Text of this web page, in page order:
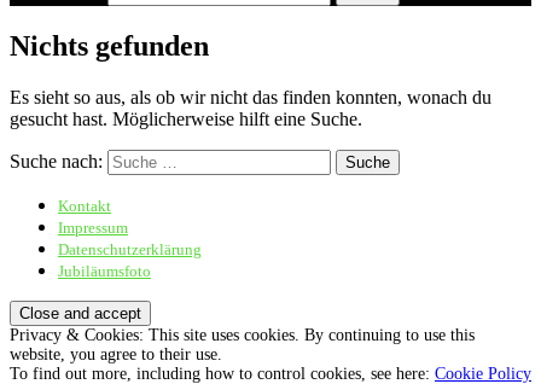
Nichts gefunden
Es sieht so aus, als ob wir nicht das finden konnten, wonach du
gesucht hast. Möglicherweise hilft eine Suche.
Suche nach:
Sportschützenverein Adelheide von 1898 e.V.
Kontakt
Impressum
Datenschutzerklärung
Jubiläumsfoto
Privacy & Cookies: This site uses cookies. By continuing to use this
website, you agree to their use.
To find out more, including how to control cookies, see here: Cookie Policy